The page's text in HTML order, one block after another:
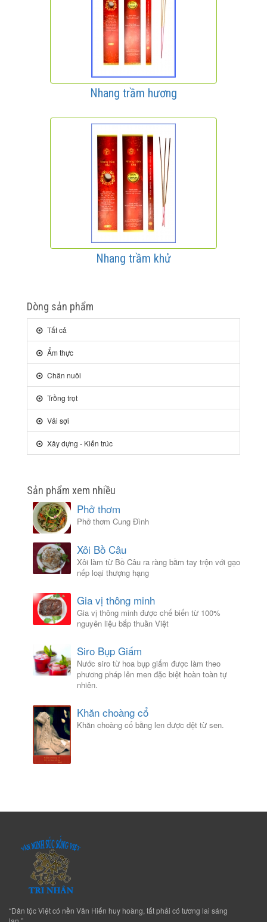
Nhang trầm hương
Nhang trầm khử
Dòng sản phẩm
Tất cả
Ẩm thực
Chăn nuôi
Trồng trọt
Vải sợi
Xây dựng - Kiến trúc
Sản phẩm xem nhiều
Phở thơm
Phở thơm Cung Đình
Xôi Bồ Câu
Xôi làm từ Bồ Câu ra ràng bằm tay trộn với gạo
nếp loại thượng hạng
Gia vị thông minh
Gia vị thông minh được chế biến từ 100%
nguyên liệu bắp thuần Việt
Siro Bụp Giấm
Nước siro từ hoa bụp giấm được làm theo
phương pháp lên men đặc biệt hoàn toàn tự
nhiên.
Khăn choàng cổ
Khăn choàng cổ bằng len được dệt từ sen.
“Dân tộc Việt có nền Văn Hiến huy hoàng, tất phải có tương lai sáng